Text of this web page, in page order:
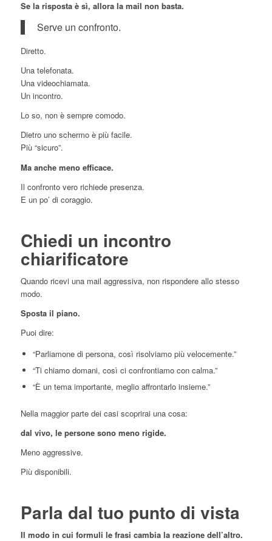
Se la risposta è sì, allora la mail non basta.
Serve un confronto.
Diretto.
Una telefonata.
Una videochiamata.
Un incontro.
Lo so, non è sempre comodo.
Dietro uno schermo è più facile.
Più “sicuro”.
Ma anche meno efficace.
Il confronto vero richiede presenza.
E un po’ di coraggio.
Chiedi un incontro
chiarificatore
Quando ricevi una mail aggressiva, non rispondere allo stesso
modo.
Sposta il piano.
Puoi dire:
“Parliamone di persona, così risolviamo più velocemente.”
“Ti chiamo domani, così ci confrontiamo con calma.”
“È un tema importante, meglio affrontarlo insieme.”
Nella maggior parte dei casi scoprirai una cosa:
dal vivo, le persone sono meno rigide.
Meno aggressive.
Più disponibili.
Parla dal tuo punto di vista
Il modo in cui formuli le frasi cambia la reazione dell’altro.